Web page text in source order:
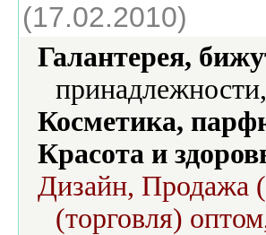
(17.02.2010)
Галантерея,
Косметика,
Красота и
Дизайн, Продажа
(торговля)